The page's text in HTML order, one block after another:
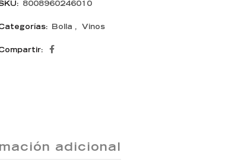
8008960246010
Bolla , Vinos
adicional